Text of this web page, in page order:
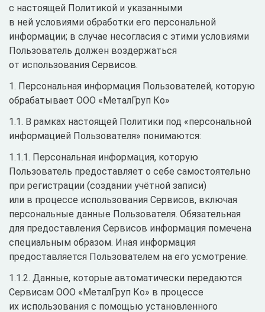
с настоящей Политикой и указанными
в ней условиями обработки его персональной
информации; в случае несогласия с этими условиями
Пользователь должен воздержаться
от использования Сервисов.
1. Персональная информация Пользователей, которую
обрабатывает ООО «МеталГруп Ко»
1.1. В рамках настоящей Политики под «персональной
информацией Пользователя» понимаются:
1.1.1. Персональная информация, которую
Пользователь предоставляет о себе самостоятельно
при регистрации (создании учётной записи)
или в процессе использования Сервисов, включая
персональные данные Пользователя. Обязательная
для предоставления Сервисов информация помечена
специальным образом. Иная информация
предоставляется Пользователем на его усмотрение.
1.1.2. Данные, которые автоматически передаются
Сервисам ООО «МеталГруп Ко» в процессе
их использования с помощью установленного